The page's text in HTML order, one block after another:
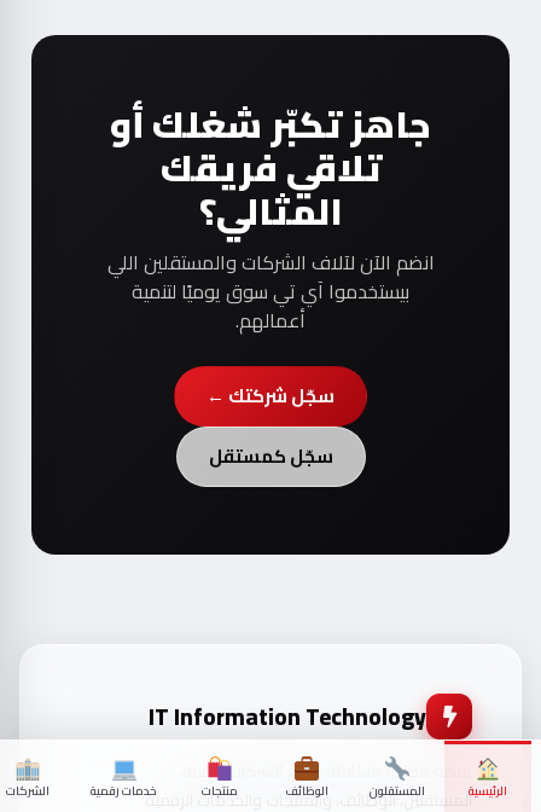
جاهز تكبّر شغلك أو
تلاقي فريقك
المثالي؟
انضم الآن لآلاف الشركات والمستقلين اللي
بيستخدموا آي تي سوق يوميًا لتنمية
أعمالهم.
سجّل شركتك ←
سجّل كمستقل
IT Information Technology
منصة مصرية متكاملة تجمع الشركات التقنية،
المستقلين، الوظائف، والمنتجات والخدمات الرقميةالرئيسية المستقلون الوظائف منتجات خدمات رقمية الشركات